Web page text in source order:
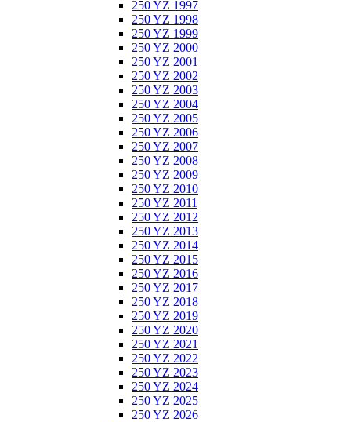
250 YZ 1997
250 YZ 1998
250 YZ 1999
250 YZ 2000
250 YZ 2001
250 YZ 2002
250 YZ 2003
250 YZ 2004
250 YZ 2005
250 YZ 2006
250 YZ 2007
250 YZ 2008
250 YZ 2009
250 YZ 2010
250 YZ 2011
250 YZ 2012
250 YZ 2013
250 YZ 2014
250 YZ 2015
250 YZ 2016
250 YZ 2017
250 YZ 2018
250 YZ 2019
250 YZ 2020
250 YZ 2021
250 YZ 2022
250 YZ 2023
250 YZ 2024
250 YZ 2025
250 YZ 2026